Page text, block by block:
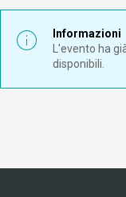
Informazioni
L'evento ha
disponibili.